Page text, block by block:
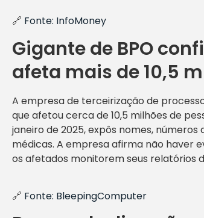
🔗 Fonte: InfoMoney
Gigante de BPO
afeta mais de 10,5
A empresa de terceirização de
que afetou cerca de 10,5 milhões de
janeiro de 2025, expôs nomes,
médicas. A empresa afirma não haver
os afetados monitorem seus relatórios
🔗 Fonte: BleepingComputer